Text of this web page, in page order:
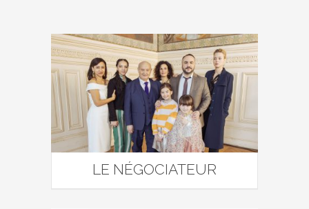
LE NÉGOCIATEUR